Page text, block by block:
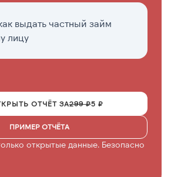
выдать частный займ
лицу
ОТЧЁТ ЗА299 ₽5 ₽
ПРИМЕР ОТЧЁТА
открытые данные. Безопасно